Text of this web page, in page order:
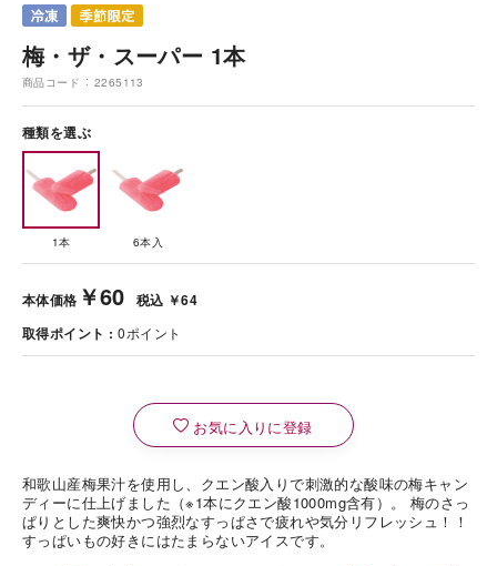
梅・ザ・スーパー 1本
商品コード 2265113
種類を選ぶ
1本 6本入
本体価格 ￥60
税込 ￥64
取得ポイント
0ポイント
お気に入りに登録
和歌山産梅果汁を使用し、クエン酸入りで刺激的な酸味の梅キャン
ディーに仕上げました（※1本にクエン酸1000mg含有）。 梅のさっ
ぱりとした爽快かつ強烈なすっぱさで疲れや気分リフレッシュ！！
すっぱいもの好きにはたまらないアイスです。